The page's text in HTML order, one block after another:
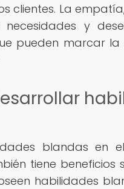
clientes. La
y
pueden marcar
blandas en
tiene
habilidades